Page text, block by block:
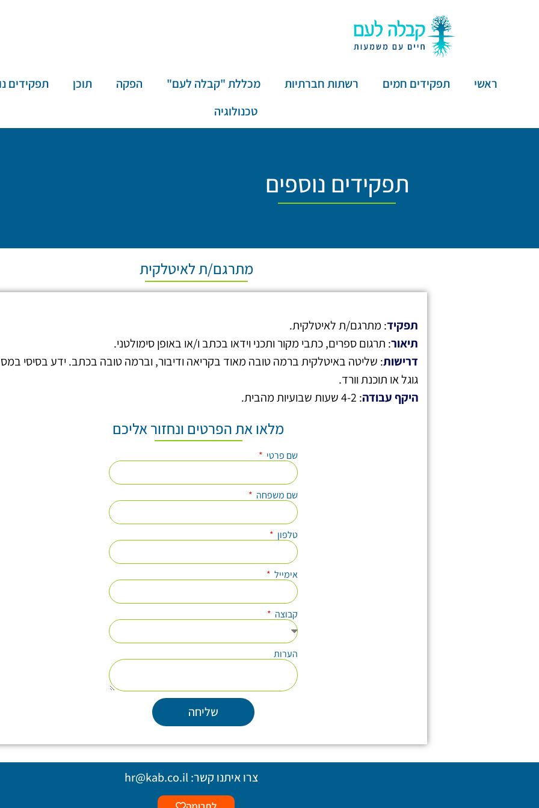
ראשי תפקידים חמים רשתות חברתיות מכללת "קבלה לעם" הפקה תוכן
תפקידים
טכנולוגיה
תפקידים נוספים
מתרגם/ת לאיטלקית
תפקיד: מתרגם/ת לאיטלקית.
תיאור: תרגום ספרים, כתבי מקור ותכני וידאו בכתב ו/או באופן סימולטני.
דרישות: שליטה באיטלקית ברמה טובה מאוד בקריאה ודיבור, וברמה טובה בכתב. ידע בסיסי
גוגל או תוכנת וורד.
היקף עבודה: 4-2 שעות שבועיות מהבית.
מלאו את הפרטים ונחזור אליכם
שם פרטי
שם משפחה
טלפון
אימייל
קבוצה
הערות
שליחה
צרו איתנו קשר:hr@kab.co.il